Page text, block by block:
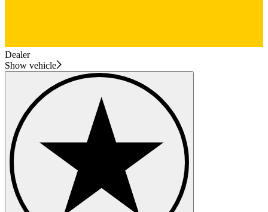
Dealer
Show vehicle